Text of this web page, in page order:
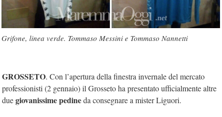
Grifone, linea verde. Tommaso Messini e Tommaso Nannetti
GROSSETO. Con l’apertura della finestra invernale del mercato
professionisti (2 gennaio) il Grosseto ha presentato ufficialmente altre
duegiovanissime pedineda consegnare a mister Liguori.